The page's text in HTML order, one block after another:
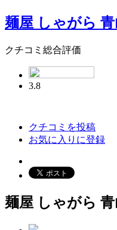
麺屋 しゃがら
クチコミ総合評価
3.8
クチコミを投稿
お気に入りに登録
麺屋 しゃがら